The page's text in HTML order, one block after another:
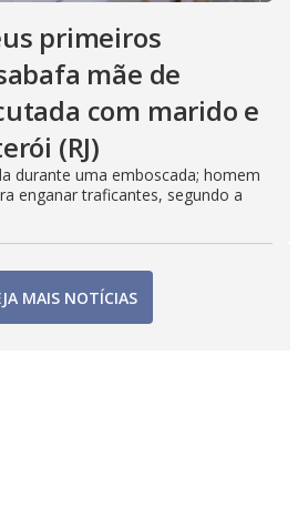
primeiros
mãe de
com marido e
(RJ)
durante uma emboscada; homem
enganar traficantes, segundo a
MAIS NOTÍCIAS